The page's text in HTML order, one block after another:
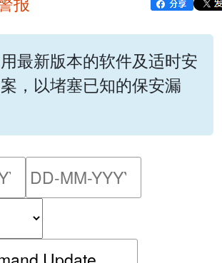
最新版本的软件及适时安
，以堵塞已知的保安漏
请输入搜索日期范围的开
ID 搜寻保安警报